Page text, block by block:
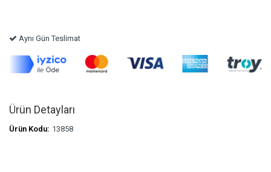
Aynı Gün Teslimat
Ürün Detayları
Ürün Kodu: 13858